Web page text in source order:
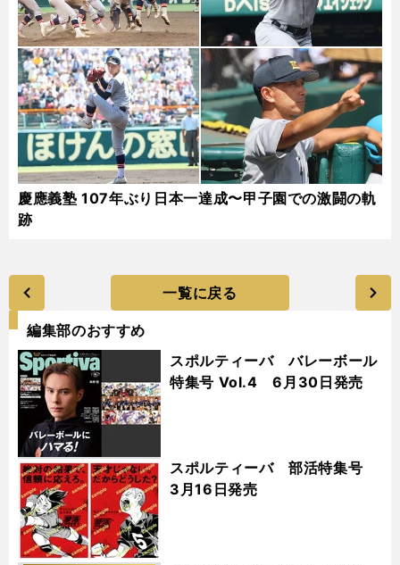
慶應義塾 107年ぶり日本一達成〜甲子園での激闘の軌
跡
一覧に戻る
編集部のおすすめ
スポルティーバ バレーボール
特集号 Vol.4 6月30日発売
スポルティーバ 部活特集号
3月16日発売